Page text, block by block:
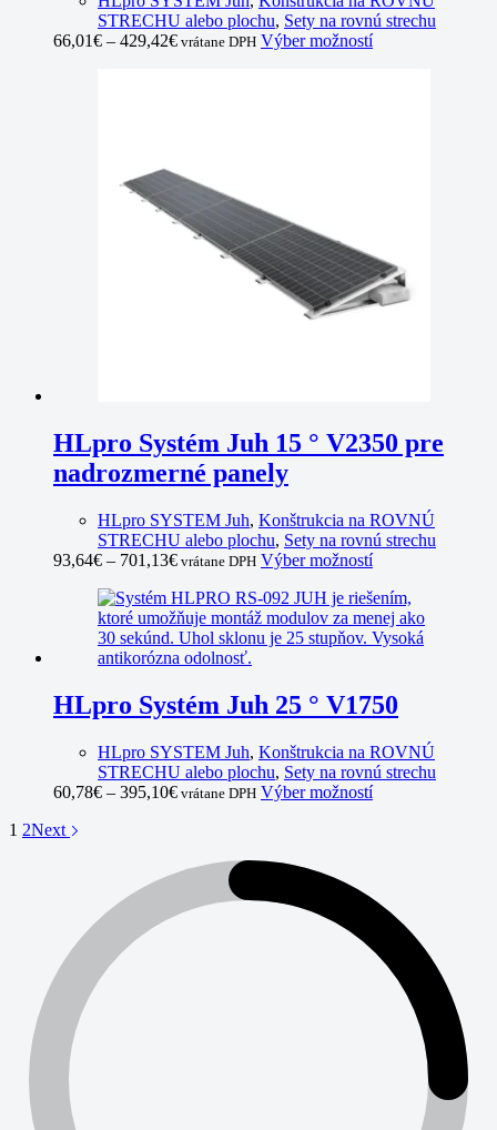
may
be
chosen
STRECHU alebo plochu, Sety na rovnú strechu
66,01€ – 429,42€ vrátane DPH Výber možnostíThis
the
product
page
HLpro Systém Juh 15 ° V2350 pre
nadrozmerné panely
HLpro SYSTEM Juh, Konštrukcia na ROVNÚ
STRECHU alebo plochu, Sety na rovnú strechu
93,64€ – 701,13€ vrátane DPH Výber možnostíThis
has
multiple
variants.
may
be
on
the
product
HLpro Systém Juh 25 ° V1750
HLpro SYSTEM Juh, Konštrukcia na ROVNÚ
STRECHU alebo plochu, Sety na rovnú strechu
60,78€ – 395,10€ vrátane DPH Výber možnostíThis
options
be
chosen
product
1 2Next